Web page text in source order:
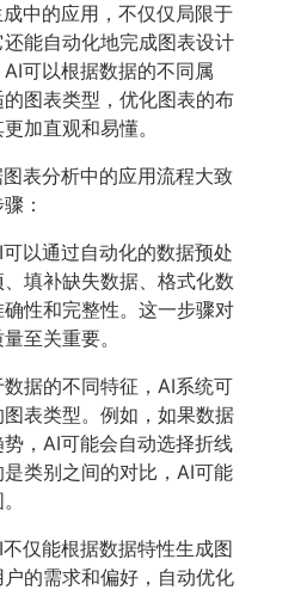
中的应用，不仅仅局限于
能自动化地完成图表设计
可以根据数据的不同属
图表类型，优化图表的布
加直观和易懂。
表分析中的应用流程大致
：
以通过自动化的数据预处
填补缺失数据、格式化数
性和完整性。这一步骤对
至关重要。
据的不同特征，AI系统可
表类型。例如，如果数据
，AI可能会自动选择折线
类别之间的对比，AI可能
仅能根据数据特性生成图
的需求和偏好，自动优化